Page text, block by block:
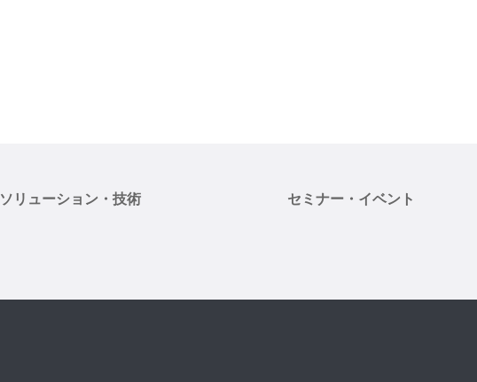
ソリューション・技術 セミナー・イベント